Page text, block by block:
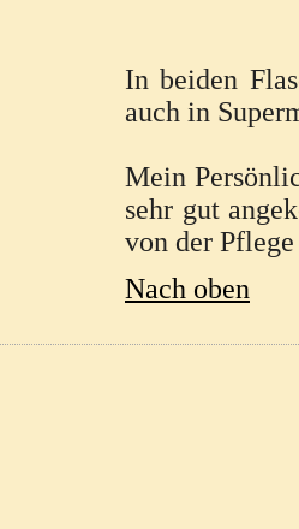
In beiden
auch in
Mein
sehr gut
von der Pflege
Nach oben